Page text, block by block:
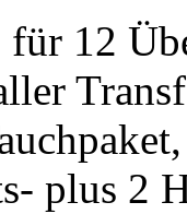
12
plus 2